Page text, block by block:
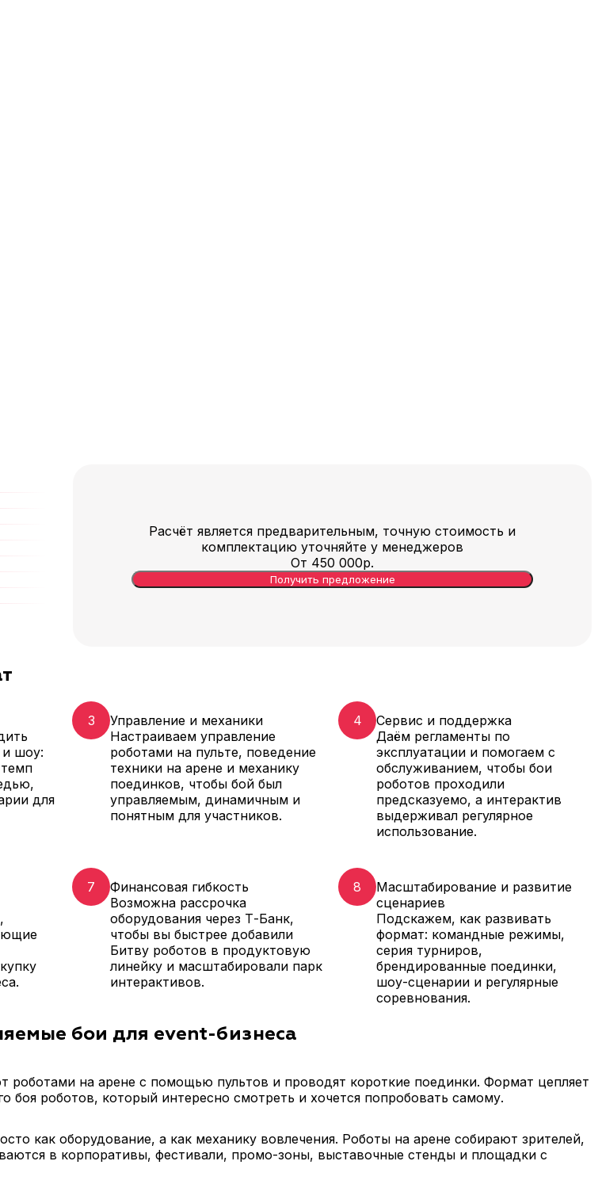
Расчёт является предварительным, точную стоимость и
комплектацию уточняйте у менеджеров
От 450 000р.
Получить предложение
и шоу:
для
3
Управление и механики
Настраиваем управление
роботами на пульте, поведение
техники на арене и механику
поединков, чтобы бой был
управляемым, динамичным и
понятным для участников.
4
Сервис и поддержка
Даём регламенты по
эксплуатации и помогаем с
обслуживанием, чтобы бои
роботов проходили
предсказуемо, а интерактив
выдерживал регулярное
использование.
7
Финансовая гибкость
Возможна рассрочка
оборудования через Т-Банк,
чтобы вы быстрее добавили
Битву роботов в продуктовую
линейку и масштабировали парк
интерактивов.
8
Масштабирование и развитие
сценариев
Подскажем, как развивать
формат: командные режимы,
серия турниров,
брендированные поединки,
шоу-сценарии и регулярные
соревнования.
бои для event-бизнеса
на арене с помощью пультов и проводят короткие поединки. Формат цепляет
роботов, который интересно смотреть и хочется попробовать самому.
как оборудование, а как механику вовлечения. Роботы на арене собирают зрителей,
в корпоративы, фестивали, промо-зоны, выставочные стенды и площадки с